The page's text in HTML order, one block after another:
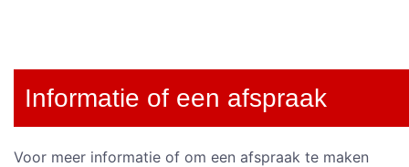
Informatie of een afspraak
Voor meer informatie of om een afspraak te maken